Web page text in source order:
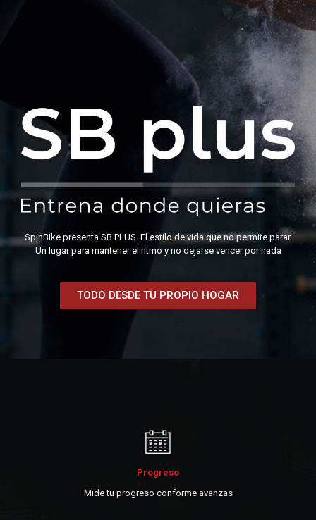
SpinBike presenta SB PLUS. El estilo de vida que no permite parar.
Un lugar para mantener el ritmo y no dejarse vencer por nada
TODO DESDE TU PROPIO HOGAR
Progreso
Mide tu progreso conforme avanzas